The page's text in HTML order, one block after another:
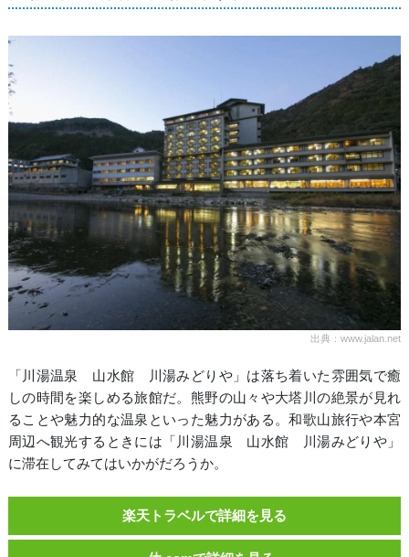
出典：www.jalan.net
「川湯温泉 山水館 川湯みどりや」は落ち着いた雰囲気で癒
しの時間を楽しめる旅館だ。熊野の山々や大塔川の絶景が見れ
ることや魅力的な温泉といった魅力がある。和歌山旅行や本宮
周辺へ観光するときには「川湯温泉 山水館 川湯みどりや」
に滞在してみてはいかがだろうか。
楽天トラベルで詳細を見る